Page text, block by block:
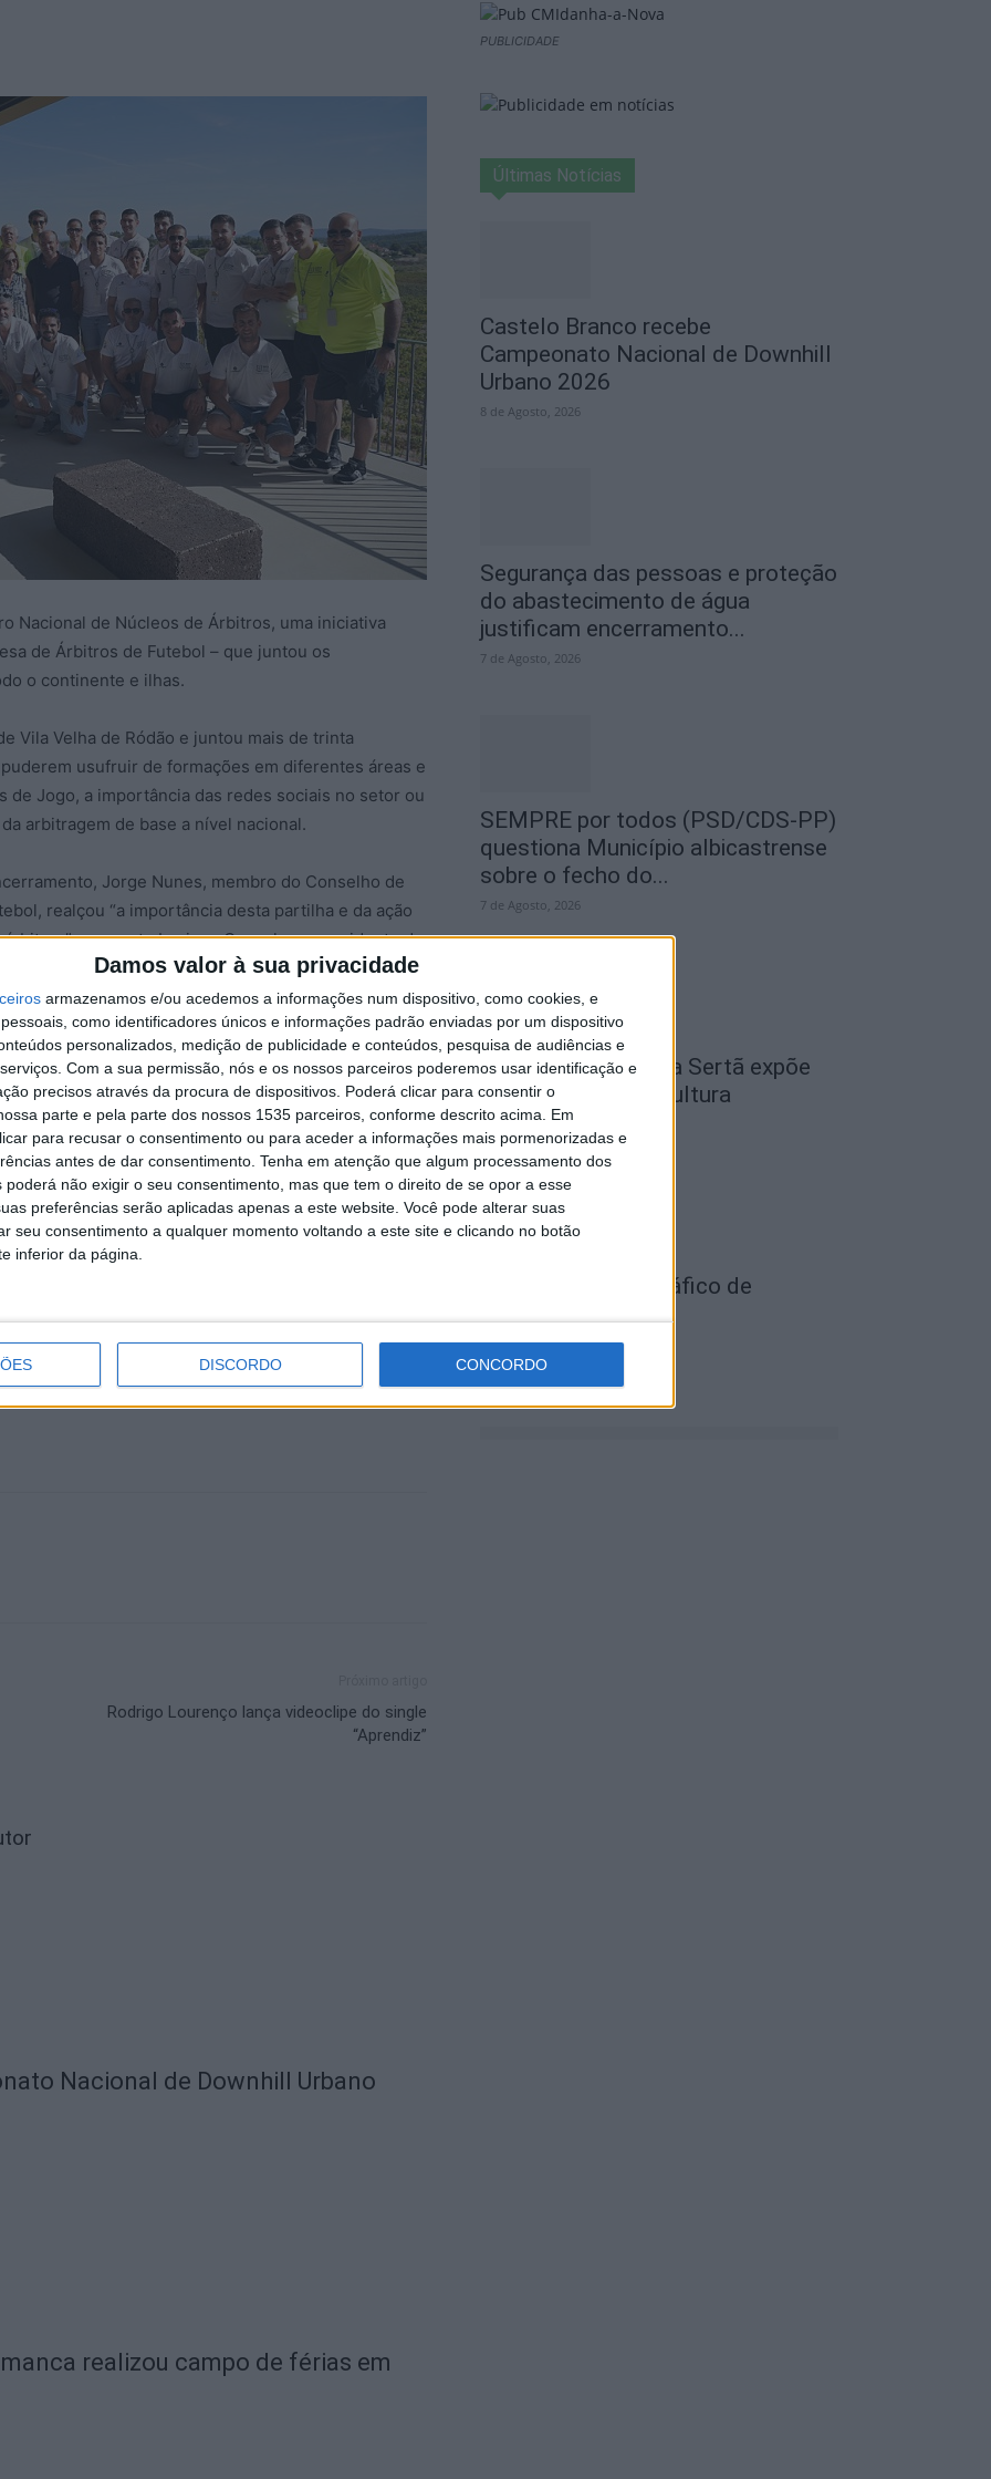
Damos valor à sua privacidade
armazenamos e/ou acedemos a informações num dispositivo, como cookies, e
como identificadores únicos e informações padrão enviadas por um dispositivo
personalizados, medição de publicidade e conteúdos, pesquisa de audiências e
Com a sua permissão, nós e os nossos parceiros poderemos usar identificação e
precisos através da procura de dispositivos. Poderá clicar para consentir o
parte e pela parte dos nossos 1535 parceiros, conforme descrito acima. Em
para recusar o consentimento ou para aceder a informações mais pormenorizadas e
antes de dar consentimento. Tenha em atenção que algum processamento dos
poderá não exigir o seu consentimento, mas que tem o direito de se opor a esse
preferências serão aplicadas apenas a este website. Você pode alterar suas
seu consentimento a qualquer momento voltando a este site e clicando no botão
inferior da página.
DISCORDO CONCORDO
Nacional de Núcleos de Árbitros, uma iniciativa
de Árbitros de Futebol – que juntou os
o continente e ilhas.
Vila Velha de Ródão e juntou mais de trinta
usufruir de formações em diferentes áreas e
de Jogo, a importância das redes sociais no setor ou
arbitragem de base a nível nacional.
Jorge Nunes, membro do Conselho de
realçou “a importância desta partilha e da ação
enquanto Luciano Gonçalves, presidente da
deveu, em muito, à ação dos diretores da APAF,
familiares com o concelho”. Este responsável
por se revelar numa excelente opção”, uma vez que
que cruzou o debate sobre o futuro da
comunidade local, ao mesmo tempo que garantiu
alojamento”.
José Manuel Alves desejou que “os presentes
concelho, que tem uma paisagem natural ímpar” e
tipo de eventos se prende, precisamente, com o
um número elevado de pessoas e de se
turística do nosso território e de
de Árbitros de Futebol
Rodrigo Lourenço lança videoclipe do single
“Aprendiz”
Nacional de Downhill Urbano
realizou campo de férias em
PUBLICIDADE
Últimas Notícias
Castelo Branco recebe
Campeonato Nacional de Downhill
Urbano 2026
8 de Agosto, 2026
Segurança das pessoas e proteção
do abastecimento de água
justificam encerramento...
7 de Agosto, 2026
SEMPRE por todos (PSD/CDS-PP)
questiona Município albicastrense
sobre o fecho do...
7 de Agosto, 2026
Academia Sénior da Sertã expõe
artes na Casa da Cultura
7 de Agosto, 2026
Dois detidos por tráfico de
7 de Agosto, 2026